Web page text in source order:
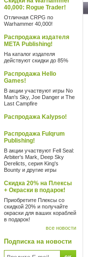
40,000: Rogue Trader!
Отличная CRPG по
Warhammer 40,000!
Распродажа издателя
META Publishing!
На каталог издателя
действуют скидки до 85%
Распродажа Hello
Games!
В акции участвуют игры No
Man's Sky, Joe Danger и The
Last Campfire
Распродажа Kalypso!
Распродажа Fulqrum
Publishing!
В акции участвуют Fell Seal:
Arbiter's Mark, Deep Sky
Derelicts, серия King's
Bounty и другие игры
Скидка 20% на Плексы
+ Окраски в подарок!
Приобретите Плексы со
скидкой 20% и получайте
окраски для ваших кораблей
в подарок!
все новости
Подписка на новости